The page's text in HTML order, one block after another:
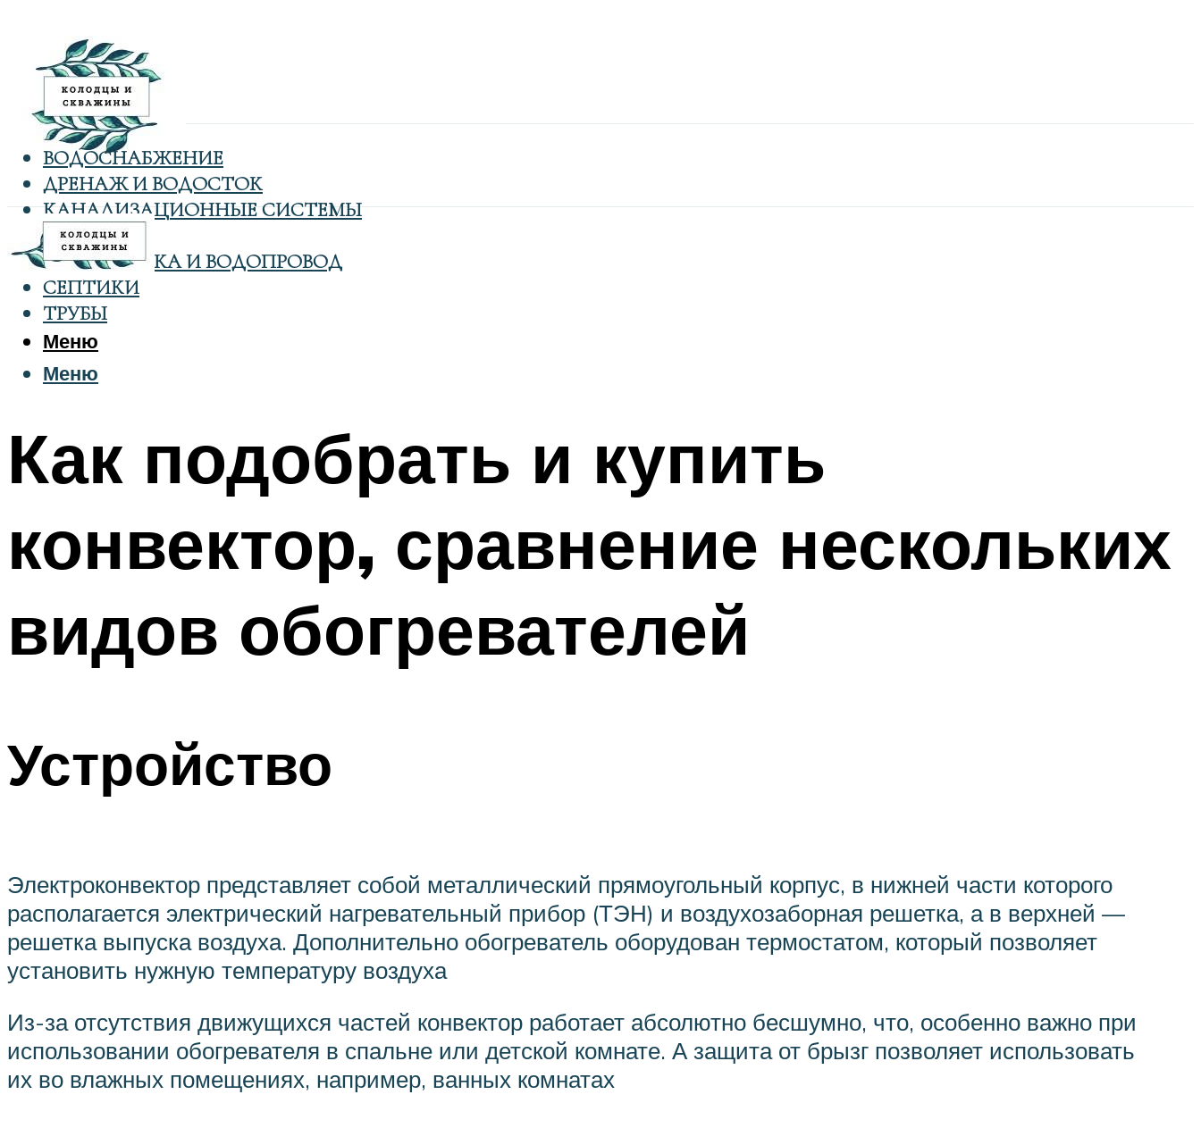
ВОДОСНАБЖЕНИЕ
ДРЕНАЖ И ВОДОСТОК
КАНАЛИЗАЦИОННЫЕ СИСТЕМЫ
КОЛОДЦЫ
САНТЕХНИКА И ВОДОПРОВОД
СЕПТИКИ
ТРУБЫ
Меню
Меню
Как подобрать и купить
конвектор, сравнение нескольких
видов обогревателей
Устройство
Электроконвектор представляет собой металлический прямоугольный корпус, в нижней части которого
располагается электрический нагревательный прибор (ТЭН) и воздухозаборная решетка, а в верхней —
решетка выпуска воздуха. Дополнительно обогреватель оборудован термостатом, который позволяет
установить нужную температуру воздуха
Из-за отсутствия движущихся частей конвектор работает абсолютно бесшумно, что, особенно важно при
использовании обогревателя в спальне или детской комнате. А защита от брызг позволяет использовать
их во влажных помещениях, например, ванных комнатах